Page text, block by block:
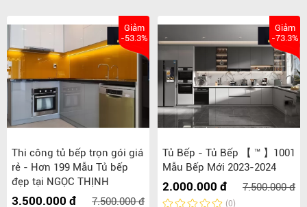
Giảm
-53.3%
Thi công tủ bếp trọn gói giá
rẻ - Hơn 199 Mẫu Tủ bếp
đẹp tại NGỌC THỊNH
3.500.000 đ 7.500.000 đ
Giảm
-73.3%
Tủ Bếp - Tủ Bếp 【 ™ 】1001
Mẫu Bếp Mới 2023-2024
2.000.000 đ 7.500.000 đ
(0)